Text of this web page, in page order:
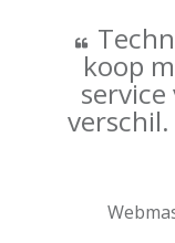
koop